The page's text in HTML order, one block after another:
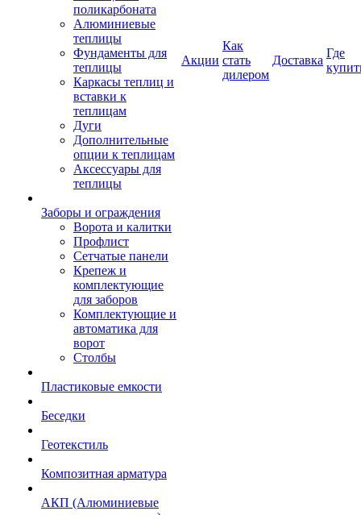
поликарбоната
Алюминиевые
теплицы
Фундаменты для
теплицы
Каркасы теплиц и
вставки к
теплицам
Дуги
Дополнительные
опции к теплицам
Аксессуары для
теплицы
Заборы и ограждения
Ворота и калитки
Профлист
Сетчатые панели
Крепеж и
комплектующие
для заборов
Комплектующие и
автоматика для
ворот
Столбы
Пластиковые емкости
Беседки
Геотекстиль
Композитная арматура
АКП (Алюминиевые
Акции
Как
стать
дилером
Доставка
Где